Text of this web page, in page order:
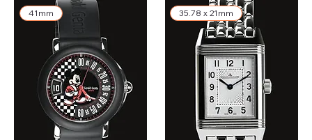
41mm 35.78 x 21mm